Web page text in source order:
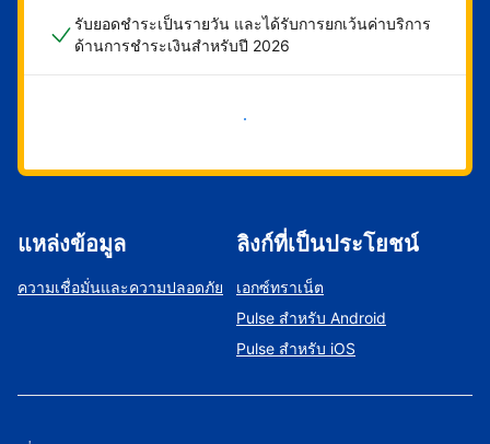
รับยอดชำระเป็นรายวัน และได้รับการยกเว้นค่าบริการ
ด้านการชำระเงินสำหรับปี 2026
เริ่มดำเนินการเลย
แหล่งข้อมูล
ความเชื่อมั่นและความปลอดภัย
ลิงก์ที่เป็นประโยชน์
เอกซ์ทราเน็ต
Pulse สำหรับ Android
Pulse สำหรับ iOS